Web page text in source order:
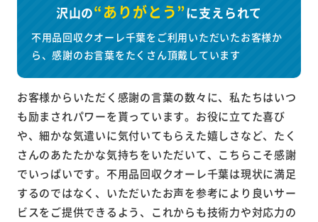
沢山の“ありがとう”に支えられて
不用品回収クオーレ千葉をご利用いただいたお客様か
ら、感謝のお言葉をたくさん頂戴しています
お客様からいただく感謝の言葉の数々に、私たちはいつ
も励まされパワーを貰っています。お役に立てた喜び
や、細かな気遣いに気付いてもらえた嬉しさなど、たく
さんのあたたかな気持ちをいただいて、こちらこそ感謝
でいっぱいです。不用品回収クオーレ千葉は現状に満足
するのではなく、いただいたお声を参考により良いサー
ビスをご提供できるよう、これからも技術力や対応力の